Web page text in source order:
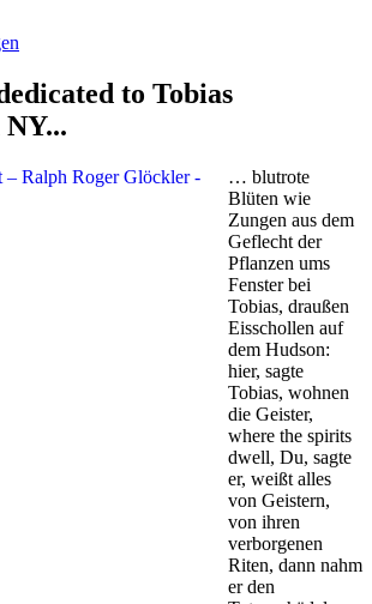
to Tobias
NY...
… blutrote
Blüten wie
Zungen aus dem
Geflecht der
Pflanzen ums
Fenster bei
Tobias, draußen
Eisschollen auf
dem Hudson:
hier, sagte
Tobias, wohnen
die Geister,
where the spirits
dwell, Du, sagte
er, weißt alles
von Geistern,
von ihren
verborgenen
Riten, dann nahm
er den